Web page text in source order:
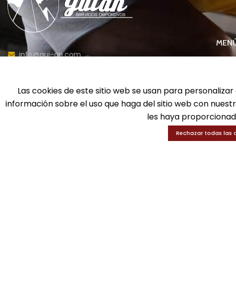
info@gui-an.com
Fax: 916 537 814
Las cookies de este sitio web se usan para
información sobre el uso que haga del sitio web con
les haya
Rechazar todas las